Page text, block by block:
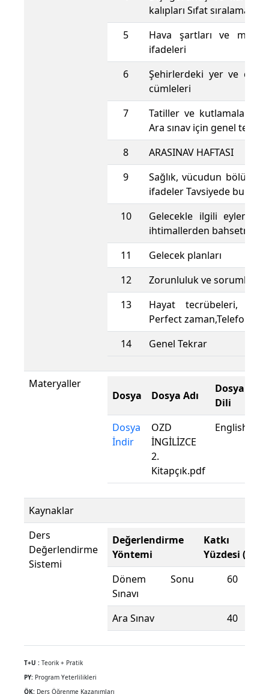
kalıpları Sıfat sıralaması
5
Hava şartları ve
ifadeleri
6
Şehirlerdeki yer ve
cümleleri
7
Tatiller ve kutlamalar
Ara sınav için genel tekrar
8
ARASINAV HAFTASI
9
Sağlık, vücudun
ifadeler Tavsiyede
10
Gelecekle ilgili
ihtimallerden bahsetme
11
Gelecek planları
12
Zorunluluk ve
13
Hayat tecrübeleri,
Perfect zaman,Telefon
14
Genel Tekrar
Materyaller
Dosya
Dosya Adı
Dosya
Dili
Dosya
İndir
OZD
İNGİLİZCE
2.
Kitapçık.pdf
English
Kaynaklar
Ders
Değerlendirme
Sistemi
Değerlendirme
Yöntemi
Katkı
Yüzdesi (%)
Dönem Sonu
Sınavı
60
Ara Sınav 40
T+U : Teorik + Pratik
PY: Program Yeterlilikleri
ÖK: Ders Öğrenme Kazanımları